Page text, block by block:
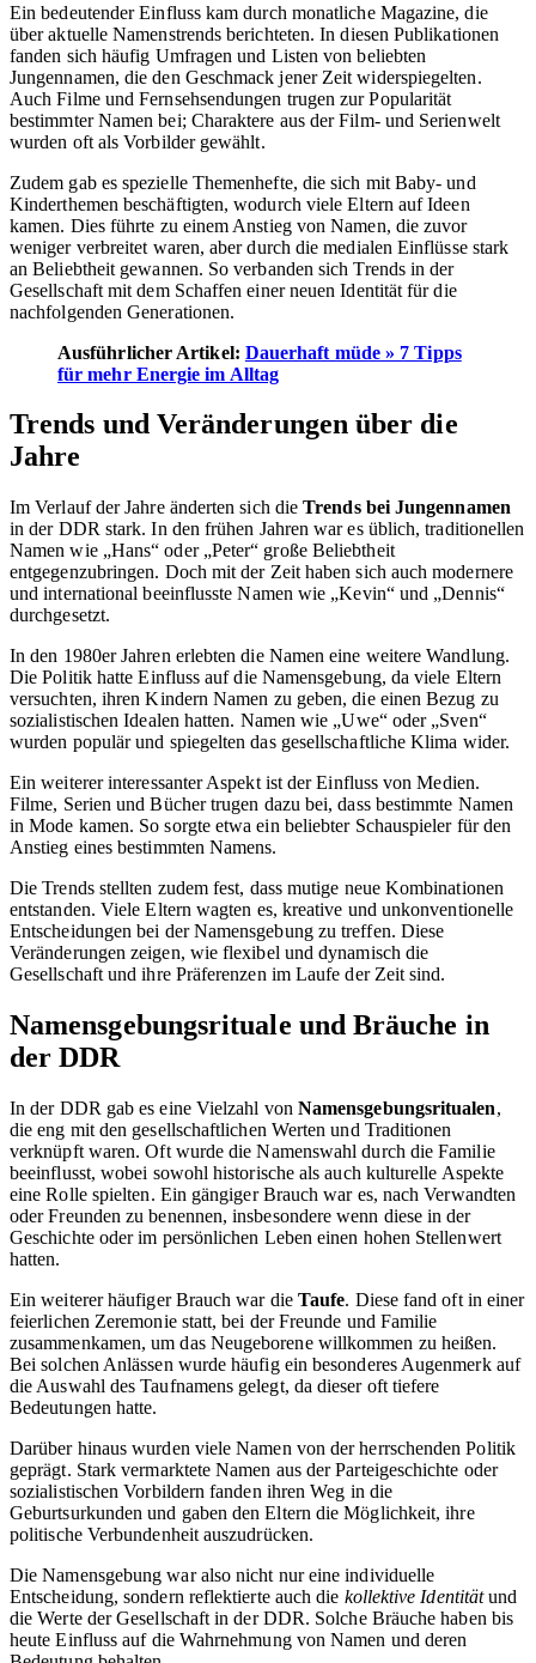
Ein bedeutender Einfluss kam durch monatliche Magazine, die
über aktuelle Namenstrends berichteten. In diesen Publikationen
fanden sich häufig Umfragen und Listen von beliebten
Jungennamen, die den Geschmack jener Zeit widerspiegelten.
Auch Filme und Fernsehsendungen trugen zur Popularität
bestimmter Namen bei; Charaktere aus der Film- und Serienwelt
wurden oft als Vorbilder gewählt.
Zudem gab es spezielle Themenhefte, die sich mit Baby- und
Kinderthemen beschäftigten, wodurch viele Eltern auf Ideen
kamen. Dies führte zu einem Anstieg von Namen, die zuvor
weniger verbreitet waren, aber durch die medialen Einflüsse stark
an Beliebtheit gewannen. So verbanden sich Trends in der
Gesellschaft mit dem Schaffen einer neuen Identität für die
nachfolgenden Generationen.
Ausführlicher Artikel: Dauerhaft müde » 7 Tipps
für mehr Energie im Alltag
Trends und Veränderungen über die
Jahre
Im Verlauf der Jahre änderten sich dieTrends bei Jungennamen
in der DDR stark. In den frühen Jahren war es üblich, traditionellen
Namen wie „Hans“ oder „Peter“ große Beliebtheit
entgegenzubringen. Doch mit der Zeit haben sich auch modernere
und international beeinflusste Namen wie „Kevin“ und „Dennis“
durchgesetzt.
In den 1980er Jahren erlebten die Namen eine weitere Wandlung.
Die Politik hatte Einfluss auf die Namensgebung, da viele Eltern
versuchten, ihren Kindern Namen zu geben, die einen Bezug zu
sozialistischen Idealen hatten. Namen wie „Uwe“ oder „Sven“
wurden populär und spiegelten das gesellschaftliche Klima wider.
Ein weiterer interessanter Aspekt ist der Einfluss von Medien.
Filme, Serien und Bücher trugen dazu bei, dass bestimmte Namen
in Mode kamen. So sorgte etwa ein beliebter Schauspieler für den
Anstieg eines bestimmten Namens.
Die Trends stellten zudem fest, dass mutige neue Kombinationen
entstanden. Viele Eltern wagten es, kreative und unkonventionelle
Entscheidungen bei der Namensgebung zu treffen. Diese
Veränderungen zeigen, wie flexibel und dynamisch die
Gesellschaft und ihre Präferenzen im Laufe der Zeit sind.
Namensgebungsrituale und Bräuche in
der DDR
In der DDR gab es eine Vielzahl von Namensgebungsritualen,
die eng mit den gesellschaftlichen Werten und Traditionen
verknüpft waren. Oft wurde die Namenswahl durch die Familie
beeinflusst, wobei sowohl historische als auch kulturelle Aspekte
eine Rolle spielten. Ein gängiger Brauch war es, nach Verwandten
oder Freunden zu benennen, insbesondere wenn diese in der
Geschichte oder im persönlichen Leben einen hohen Stellenwert
hatten.
Ein weiterer häufiger Brauch war die Taufe. Diese fand oft in einer
feierlichen Zeremonie statt, bei der Freunde und Familie
zusammenkamen, um das Neugeborene willkommen zu heißen.
Bei solchen Anlässen wurde häufig ein besonderes Augenmerk auf
die Auswahl des Taufnamens gelegt, da dieser oft tiefere
Bedeutungen hatte.
Darüber hinaus wurden viele Namen von der herrschenden Politik
geprägt. Stark vermarktete Namen aus der Parteigeschichte oder
sozialistischen Vorbildern fanden ihren Weg in die
Geburtsurkunden und gaben den Eltern die Möglichkeit, ihre
politische Verbundenheit auszudrücken.
Die Namensgebung war also nicht nur eine individuelle
Entscheidung, sondern reflektierte auch die kollektive Identitätund
die Werte der Gesellschaft in der DDR. Solche Bräuche haben bis
heute Einfluss auf die Wahrnehmung von Namen und deren